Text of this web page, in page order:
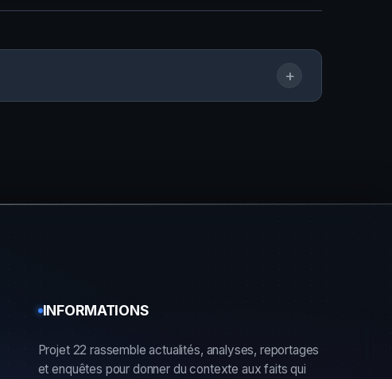
+
INFORMATIONS
Projet 22 rassemble actualités, analyses, reportages
et enquêtes pour donner du contexte aux faits qui